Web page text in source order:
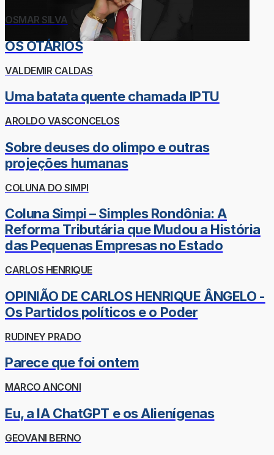
OSMAR SILVA
OS OTÁRIOS
VALDEMIR CALDAS
Uma batata quente chamada IPTU
AROLDO VASCONCELOS
Sobre deuses do olimpo e outras
projeções humanas
COLUNA DO SIMPI
Coluna Simpi – Simples Rondônia: A
Reforma Tributária que Mudou a História
das Pequenas Empresas no Estado
CARLOS HENRIQUE
OPINIÃO DE CARLOS HENRIQUE ÂNGELO -
Os Partidos políticos e o Poder
RUDINEY PRADO
Parece que foi ontem
MARCO ANCONI
Eu, a IA ChatGPT e os Alienígenas
GEOVANI BERNO